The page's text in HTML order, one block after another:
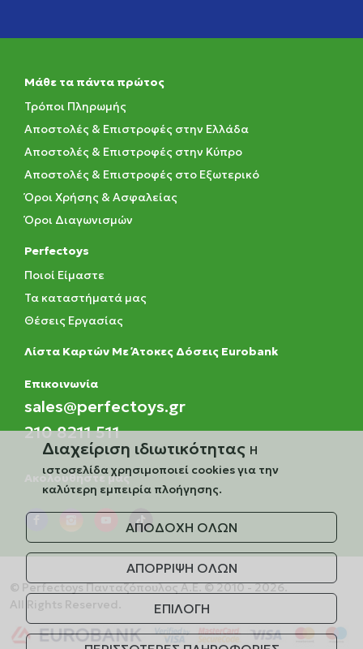
Μάθε τα πάντα πρώτος
Τρόποι Πληρωμής
Αποστολές & Επιστροφές στην Ελλάδα
Αποστολές & Επιστροφές στην Κύπρο
Αποστολές & Επιστροφές στο Εξωτερικό
Όροι Χρήσης & Ασφαλείας
Όροι Διαγωνισμών
Perfectoys
Ποιοί Είμαστε
Τα καταστήματά μας
Θέσεις Εργασίας
Λίστα Καρτών Με Άτοκες Δόσεις Eurobank
Eπικοινωνία
sales@perfectoys.gr
210 8211 511
Ακολουθήστε μας
© Perfectoys Πανταζόπουλος Α.Ε. © 2010 - 2026.
All Rights Reserved.
Διαχείριση ιδιωτικότητας Η
ιστοσελίδα χρησιμοποιεί cookies για την
καλύτερη εμπειρία πλοήγησης.
ΑΠΟΔΟΧΗ ΟΛΩΝ
ΑΠΟΡΡΙΨΗ ΟΛΩΝ
ΕΠΙΛΟΓΗ